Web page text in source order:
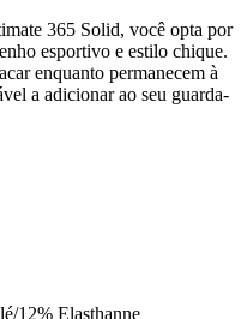
365 Solid, você opta por
esportivo e estilo chique.
enquanto permanecem à
a adicionar ao seu guarda-
12% Elasthanne